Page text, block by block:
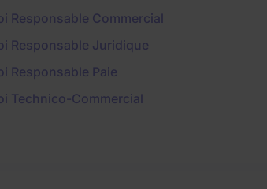
Responsable Commercial
Responsable Juridique
Responsable Paie
Technico-Commercial